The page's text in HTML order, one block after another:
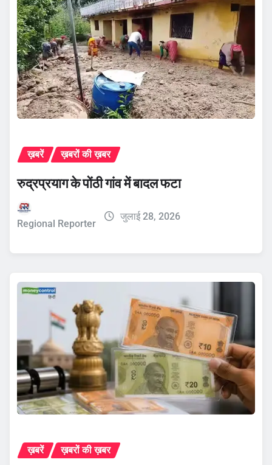
ख़बरें ख़बरों की ख़बर
रुद्रप्रयाग के पोंठी गांव में बादल फटा
Regional Reporter
जुलाई 28, 2026
ख़बरें ख़बरों की ख़बर